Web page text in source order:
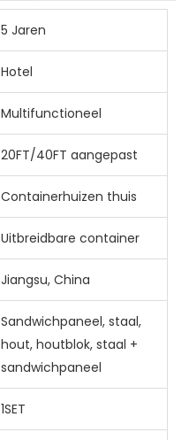
5 Jaren
Hotel
Multifunctioneel
20FT/40FT aangepast
Containerhuizen thuis
Uitbreidbare container
Jiangsu, China
Sandwichpaneel, staal,
hout, houtblok, staal +
sandwichpaneel
1SET